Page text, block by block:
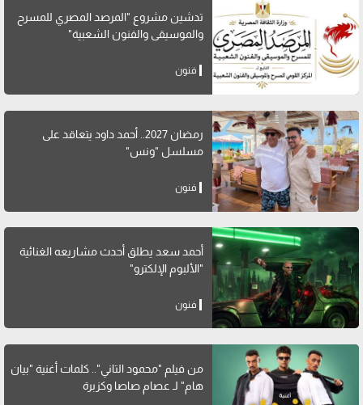
تدشين مشروع "المرصد المصري للمسرح
والموسيقى والفنون الشعبية"
فنون
رمضان 2027.. أحمد داود يتعاقد على
مسلسل "ونس"
فنون
أحمد سعد يطلق أحدث مشاريعه الغنائية
"الألبوم الإلكترو"
فنون
من فيلم "محمود التاني".. كلمات أغنية "بيان
هام" لـ عصام صاصا وكزبرة